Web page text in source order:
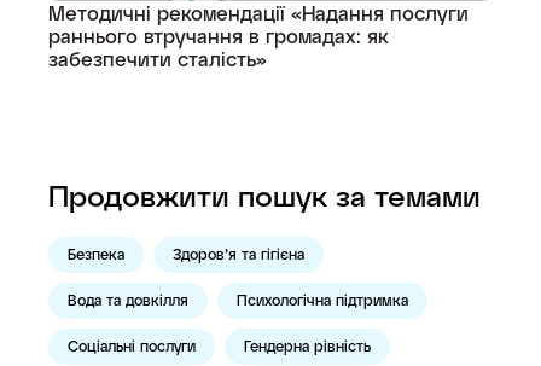
Методичні рекомендації «Надання послуги
раннього втручання в громадах: як
забезпечити сталість»
Продовжити пошук за темами
Безпека Здоров’я та гігієна
Вода та довкілля Психологічна підтримка
Соціальні послуги Гендерна рівність